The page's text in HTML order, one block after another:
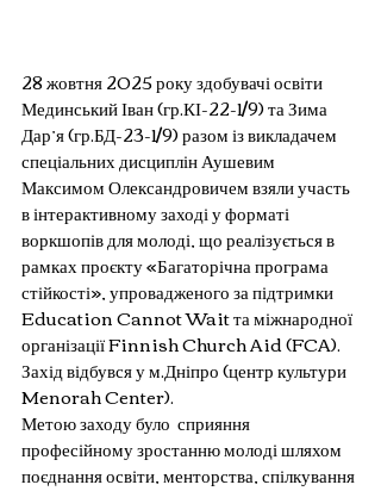
28 жовтня 2025 року здобувачі освіти
Мединський Іван (гр.КІ-22-1/9) та Зима
Дар’я (гр.БД-23-1/9) разом із викладачем
спеціальних дисциплін Аушевим
Максимом Олександровичем взяли участь
в інтерактивному заході у форматі
воркшопів для молоді, що реалізується в
рамках проєкту «Багаторічна програма
стійкості», упровадженого за підтримки
Education Cannot Wait та міжнародної
організації Finnish Church Aid (FCA).
Захід відбувся у м.Дніпро (центр культури
Menorah Center).
Метою заходу було  сприяння
професійному зростанню молоді шляхом
поєднання освіти, менторства, спілкування